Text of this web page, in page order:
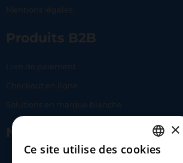
Mentions légales
Produits B2B
Lien de paiement
Checkout en ligne
Solutions en marque blanche
Nous contacter
FRENCH
×
Ce site utilise des cookies